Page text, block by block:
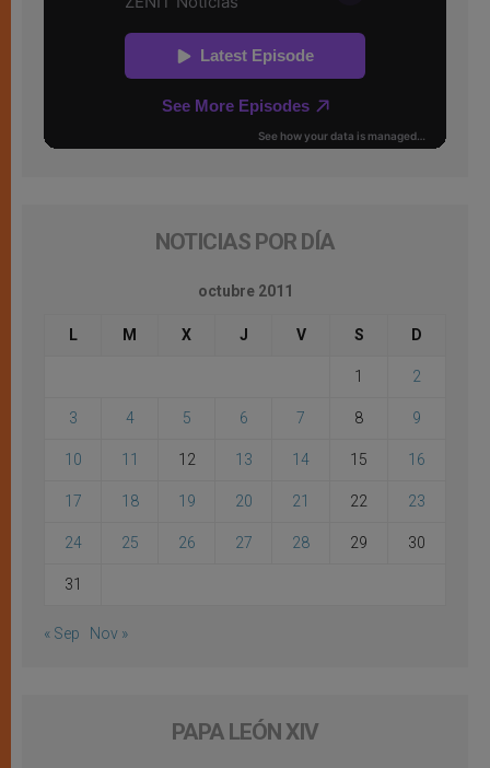
NOTICIAS POR DÍA
octubre 2011
L M X J V S D
1 2
3 4 5 6 7 8 9
10 11 12 13 14 15 16
17 18 19 20 21 22 23
24 25 26 27 28 29 30
31
« Sep Nov »
PAPA LEÓN XIV